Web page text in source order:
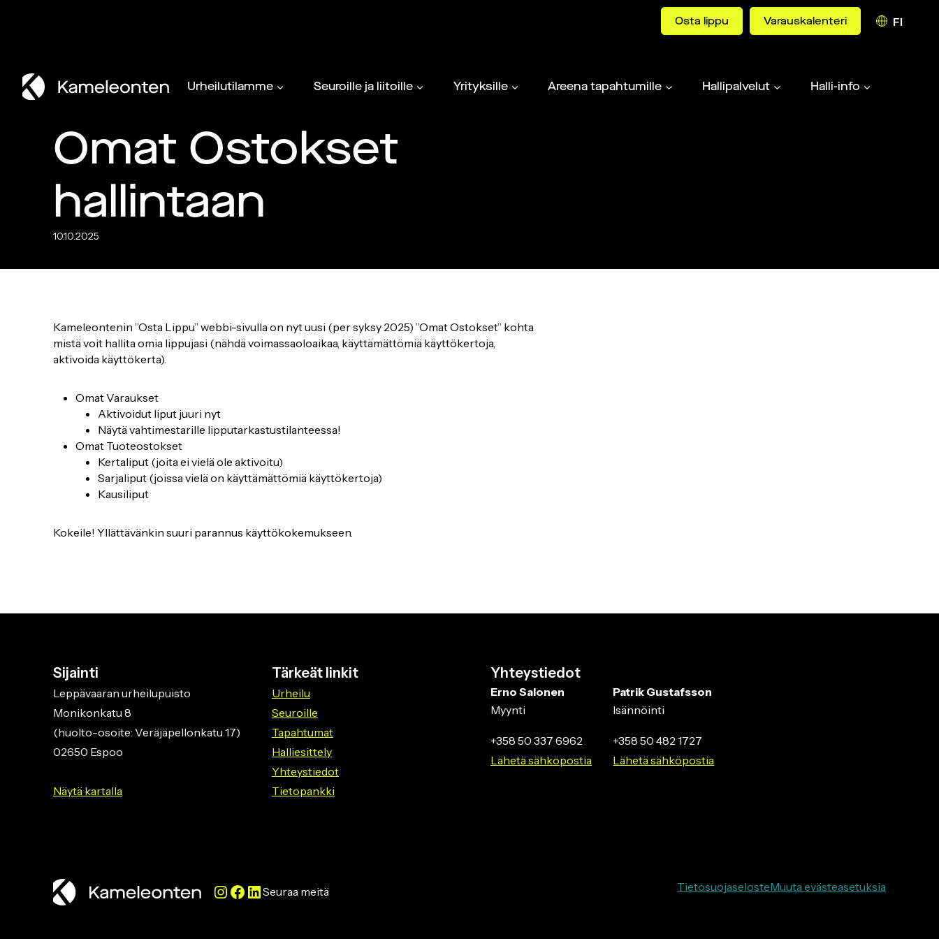
Osta lippu Varauskalenteri FI
Urheilutilamme Seuroille ja liitoille Yrityksille Areena tapahtumille Hallipalvelut Halli-info
Omat Ostokset
hallintaan
10.10.2025
Kameleontenin ”Osta Lippu” webbi-sivulla on nyt uusi (per syksy 2025) ”Omat Ostokset” kohta
mistä voit hallita omia lippujasi (nähdä voimassaoloaikaa, käyttämättömiä käyttökertoja,
aktivoida käyttökerta).
Omat Varaukset
Aktivoidut liput juuri nyt
Näytä vahtimestarille lipputarkastustilanteessa!
Omat Tuoteostokset
Kertaliput (joita ei vielä ole aktivoitu)
Sarjaliput (joissa vielä on käyttämättömiä käyttökertoja)
Kausiliput
Kokeile! Yllättävänkin suuri parannus käyttökokemukseen.
Sijainti
Leppävaaran urheilupuisto
Monikonkatu 8
(huolto-osoite: Veräjäpellonkatu 17)
02650 Espoo
Näytä kartalla
Tärkeät linkit
Urheilu
Seuroille
Tapahtumat
Halliesittely
Yhteystiedot
Tietopankki
Yhteystiedot
Erno Salonen
Myynti
+358 50 337 6962
Lähetä sähköpostia
Patrik Gustafsson
Isännöinti
+358 50 482 1727
Lähetä sähköpostia
Instagram
Facebook
LinkedIn
Seuraa meitä TietosuojaselosteMuuta evästeasetuksia